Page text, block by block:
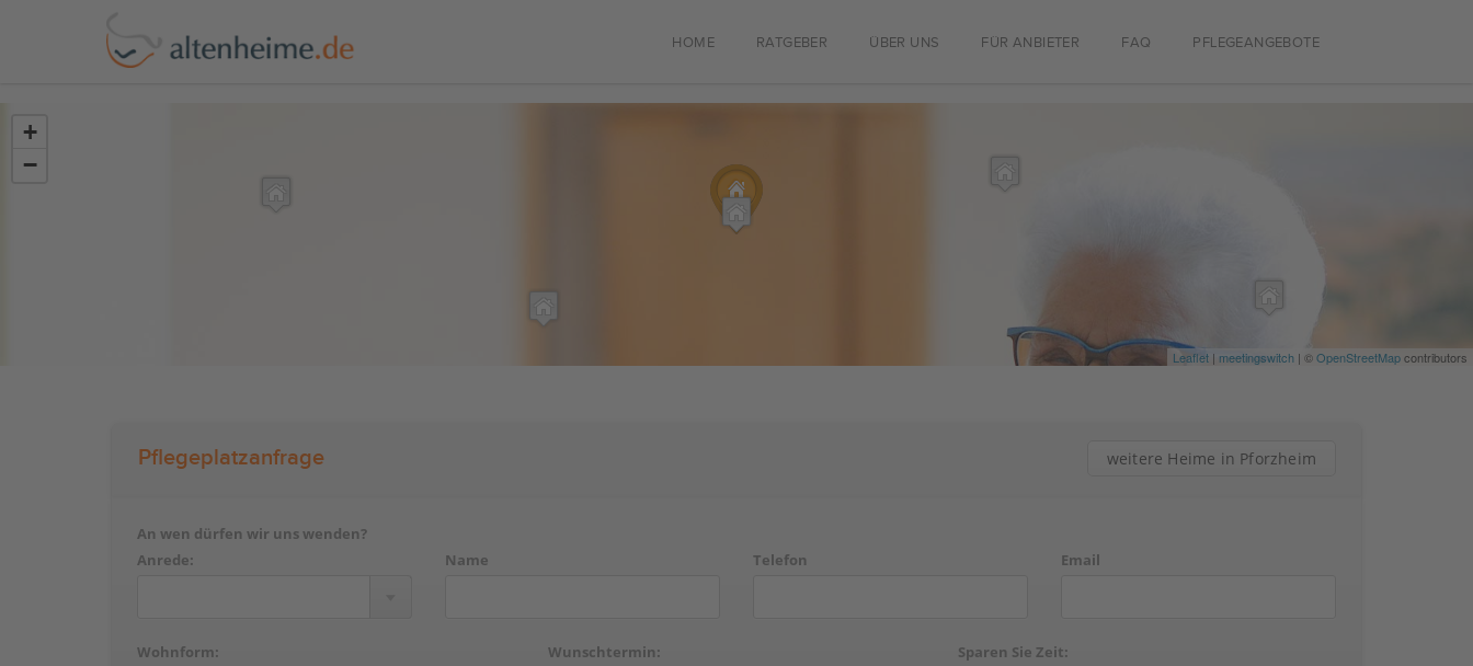
HOME RATGEBER ÜBER UNS FÜR ANBIETER FAQ PFLEGEANGEBOTE
+
−
Leaflet | meetingswitch | ©OpenStreetMapcontributors
Pflegeplatzanfrage weitere Heime in Pforzheim
An wen dürfen wir uns wenden?
Anrede:
Name Telefon Email
Wohnform: Wunschtermin: Sparen Sie Zeit: